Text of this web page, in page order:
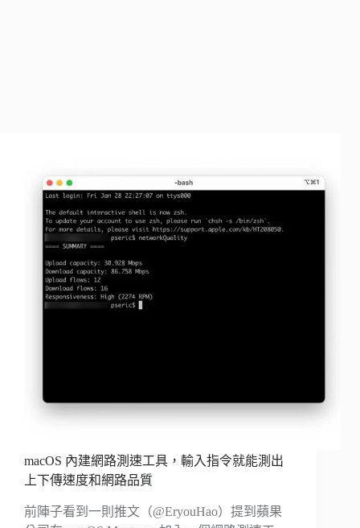
macOS 內建網路測速工具，輸入指令就能測出
上下傳速度和網路品質
前陣子看到一則推文（@EryouHao）提到蘋果